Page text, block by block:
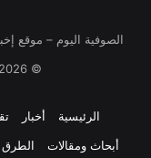
الصوفية اليوم – موقع
©
2026
الرئيسية أخبار
أبحاث ومقالات
الطرق